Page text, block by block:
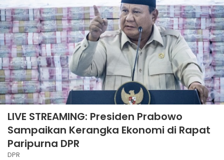
LIVE STREAMING: Presiden Prabowo
Sampaikan Kerangka Ekonomi di Rapat
Paripurna DPR
DPR